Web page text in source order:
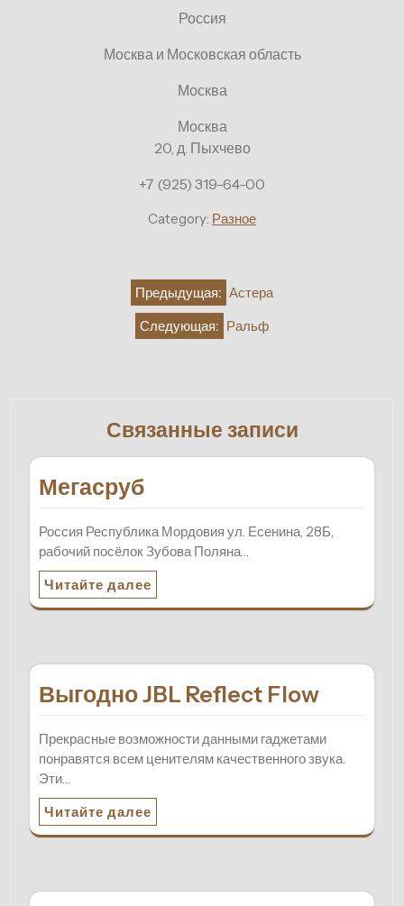
Россия
Москва и Московская область
Москва
Москва
20, д. Пыхчево
+7 (925) 319-64-00
Category: Разное
Предыдущая: Астера
Следующая: Ральф
Связанные записи
Мегасруб
Россия Республика Мордовия ул. Есенина, 28Б,
рабочий посёлок Зубова Поляна…
Читайте далее
Выгодно JBL Reflect Flow
Прекрасные возможности данными гаджетами
понравятся всем ценителям качественного звука.
Эти…
Читайте далее